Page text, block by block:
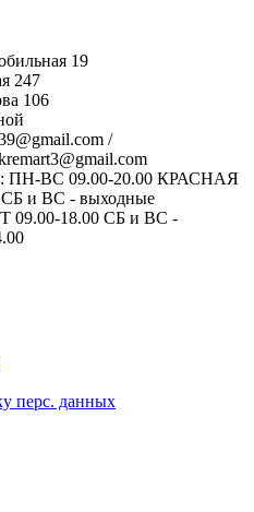
19
247
106
/
ВС 09.00-20.00 КРАСНАЯ
и ВС - выходные
18.00 СБ и ВС -
перс. данных